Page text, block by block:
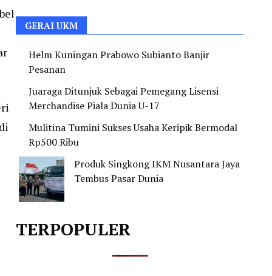
GERAI UKM
Helm Kuningan Prabowo Subianto Banjir
Pesanan
Juaraga Ditunjuk Sebagai Pemegang Lisensi
Merchandise Piala Dunia U-17
Mulitina Tumini Sukses Usaha Keripik Bermodal
Rp500 Ribu
Produk Singkong IKM Nusantara Jaya
Tembus Pasar Dunia
TERPOPULER